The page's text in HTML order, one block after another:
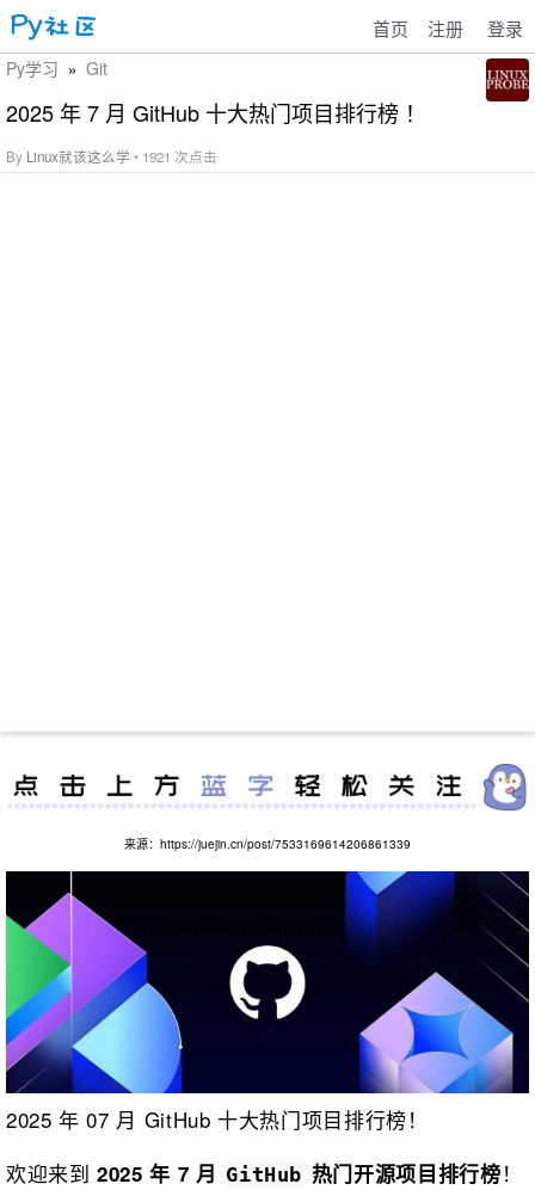
首页 注册 登录
Py学习 » Git
2025 年 7 月 GitHub 十大热门项目排行榜 ！
By Linux就该这么学 • 1921 次点击
来源：https://juejin.cn/post/7533169614206861339
2025 年 07 月 GitHub 十大热门项目排行榜！
欢迎来到2025 年 7 月 GitHub 热门开源项目排行榜！